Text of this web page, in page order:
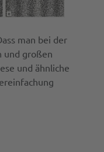
man bei der
und großen
und ähnliche